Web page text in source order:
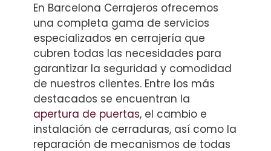
En Barcelona Cerrajeros ofrecemos
una completa gama de servicios
especializados en cerrajería que
cubren todas las necesidades para
garantizar la seguridad y comodidad
de nuestros clientes. Entre los más
destacados se encuentran la
apertura de puertas, el cambio e
instalación de cerraduras, así como la
reparación de mecanismos de todas